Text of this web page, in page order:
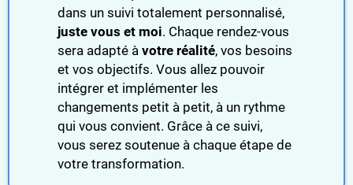
dans un suivi totalement personnalisé,
juste vous et moi. Chaque rendez-vous
sera adapté à votre réalité, vos besoins
et vos objectifs. Vous allez pouvoir
intégrer et implémenter les
changements petit à petit, à un rythme
qui vous convient. Grâce à ce suivi,
vous serez soutenue à chaque étape de
votre transformation.